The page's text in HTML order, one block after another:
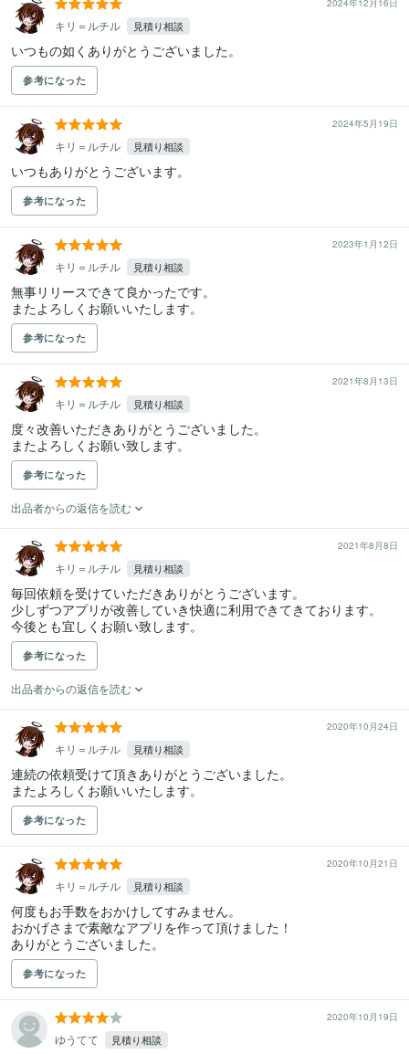
2024年12月16日
キリ＝ルチル 見積り相談
いつもの如くありがとうございました。
参考になった
2024年5月19日
キリ＝ルチル 見積り相談
いつもありがとうございます。
参考になった
2023年1月12日
キリ＝ルチル 見積り相談
無事リリースできて良かったです。
またよろしくお願いいたします。
参考になった
2021年8月13日
キリ＝ルチル 見積り相談
度々改善いただきありがとうございました。
またよろしくお願い致します。
参考になった
出品者からの返信を読む
2021年8月8日
キリ＝ルチル 見積り相談
毎回依頼を受けていただきありがとうございます。
少しずつアプリが改善していき快適に利用できてきております。
今後とも宜しくお願い致します。
参考になった
出品者からの返信を読む
2020年10月24日
キリ＝ルチル 見積り相談
連続の依頼受けて頂きありがとうございました。
またよろしくお願いいたします。
参考になった
2020年10月21日
キリ＝ルチル 見積り相談
何度もお手数をおかけしてすみません。
おかげさまで素敵なアプリを作って頂けました！
ありがとうございました。
参考になった
2020年10月19日
ゆうてて 見積り相談